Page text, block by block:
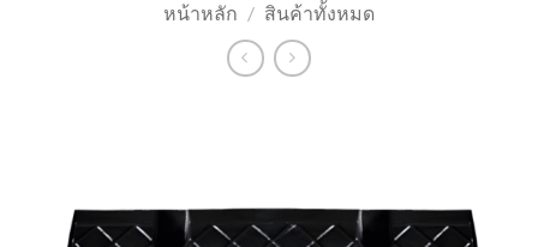
หน้าหลัก / สินค้าทั้งหมด